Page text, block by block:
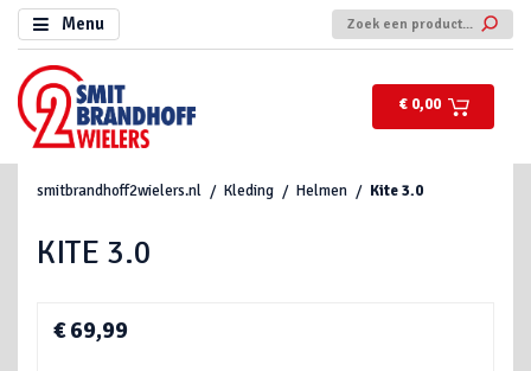
Menu
€ 0,00
smitbrandhoff2wielers.nl Kleding Helmen Kite 3.0
KITE 3.0
€ 69,99